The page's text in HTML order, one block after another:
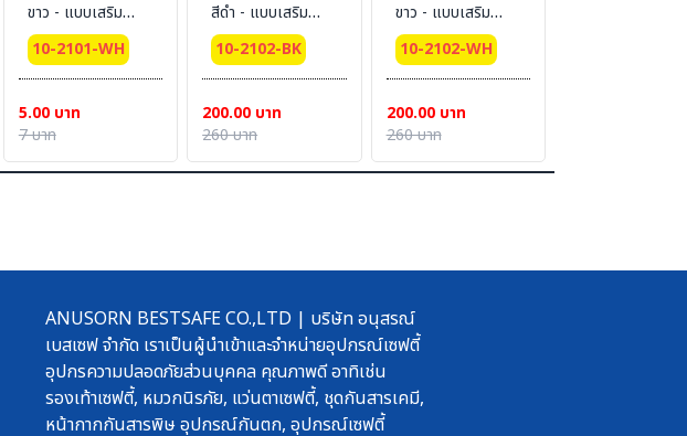
ขาว - แบบเสริม
ACTIVE CARBON
4 Ply [แพ็คแยกชิ้น]
10-2101-WH
5.00 บาท
7 บาท
สีดำ - แบบเสริม
ACTIVE CARBON
4 Ply [แพ็ครวม]
10-2102-BK
200.00 บาท
260 บาท
ขาว - แบบเสริม
ACTIVE CARBON
4 Ply [แพ็ครวม]
10-2102-WH
200.00 บาท
260 บาท
ANUSORN BESTSAFE CO.,LTD | บริษัท อนุสรณ์
เบสเซฟ จำกัด เราเป็นผู้นำเข้าและจำหน่ายอุปกรณ์เซฟตี้
อุปกรความปลอดภัยส่วนบุคคล คุณภาพดี อาทิเช่น
รองเท้าเซฟตี้, หมวกนิรภัย, แว่นตาเซฟตี้, ชุดกันสารเคมี,
หน้ากากกันสารพิษ อุปกรณ์กันตก, อุปกรณ์เซฟตี้